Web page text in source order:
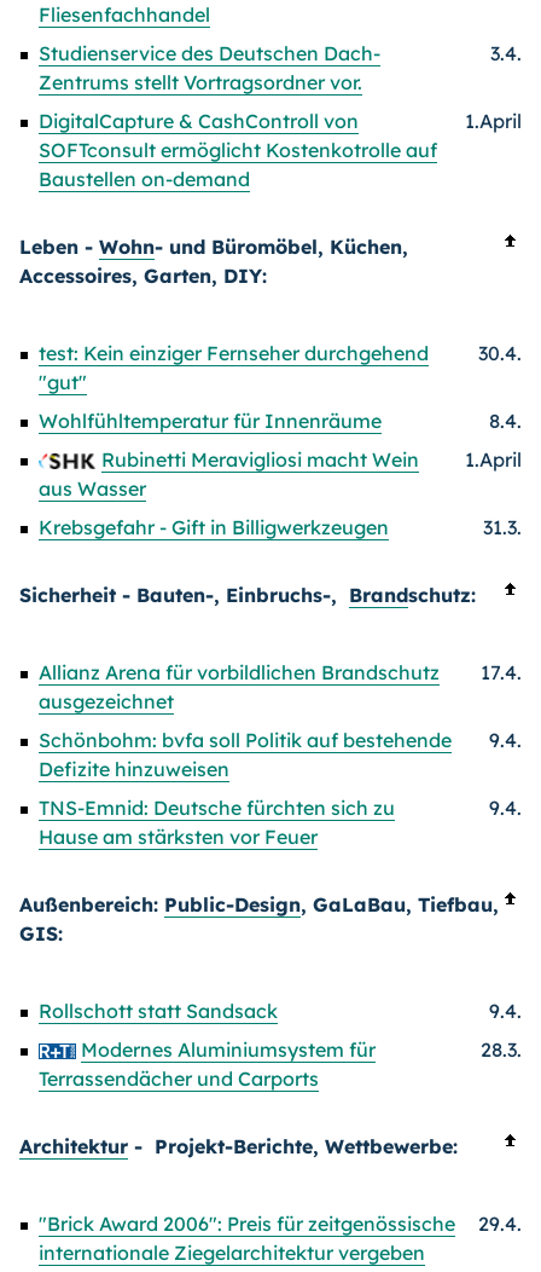
Fliesenfachhandel
Studienservice des Deutschen Dach-
Zentrums stellt Vortragsordner vor.
3.4.
DigitalCapture & CashControll von
SOFTconsult ermöglicht Kostenkotrolle auf
Baustellen on-demand
1.April
Leben - Wohn- und Büromöbel, Küchen,
Accessoires, Garten, DIY:
test: Kein einziger Fernseher durchgehend
"gut"
30.4.
Wohlfühltemperatur für Innenräume
8.4.
Rubinetti Meravigliosi macht Wein
aus Wasser
1.April
Krebsgefahr - Gift in Billigwerkzeugen 31.3.
Sicherheit - Bauten-, Einbruchs-, Brandschutz:
Allianz Arena für vorbildlichen Brandschutz
ausgezeichnet
17.4.
Schönbohm: bvfa soll Politik auf bestehende
Defizite hinzuweisen
9.4.
TNS-Emnid: Deutsche fürchten sich zu
Hause am stärksten vor Feuer
9.4.
Außenbereich: Public-Design, GaLaBau, Tiefbau,
GIS:
Rollschott statt Sandsack
9.4.
Modernes Aluminiumsystem für
Terrassendächer und Carports
28.3.
Architektur - Projekt-Berichte, Wettbewerbe:
"Brick Award 2006": Preis für zeitgenössische
internationale Ziegelarchitektur vergeben
29.4.